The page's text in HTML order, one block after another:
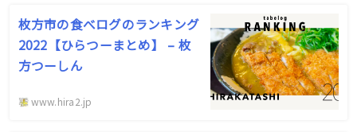
枚方市の食べログのランキング
2022【ひらつーまとめ】 – 枚
方つーしん
www.hira2.jp